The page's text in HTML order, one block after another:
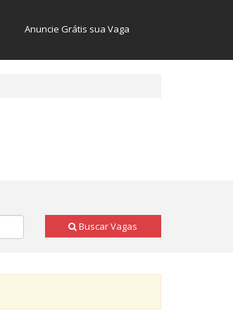
Anuncie Grátis sua Vaga
Buscar Vagas